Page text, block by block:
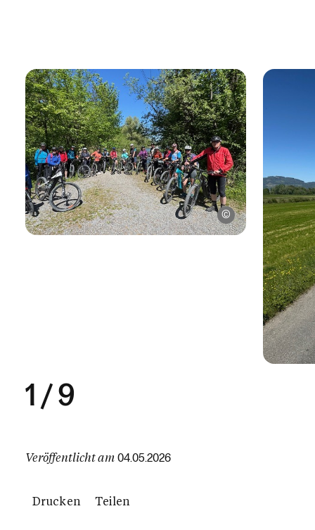
Pfarrverband
1 /9
Veröffentlicht am 04.05.2026
Drucken Teilen